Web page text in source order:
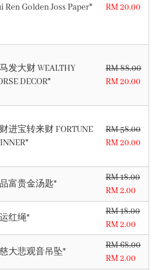
Ren Golden Joss Paper*
RM 20.00
发大财 WEALTHY
DECOR*
RM 88.00
RM 20.00
进宝转来财 FORTUNE
RM 58.00
RM 20.00
富贵金汤匙*
RM 18.00
RM 2.00
红绳*
RM 18.00
RM 2.00
大悲观音吊坠*
RM 68.00
RM 2.00